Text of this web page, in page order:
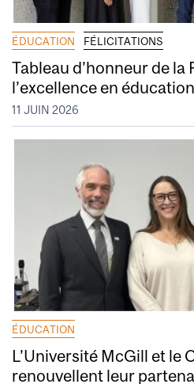
ÉDUCATION FÉLICITATIONS
Tableau d’honneur de la
l’excellence en
11 JUIN 2026
ÉDUCATION
L’Université McGill et le
renouvellent leur